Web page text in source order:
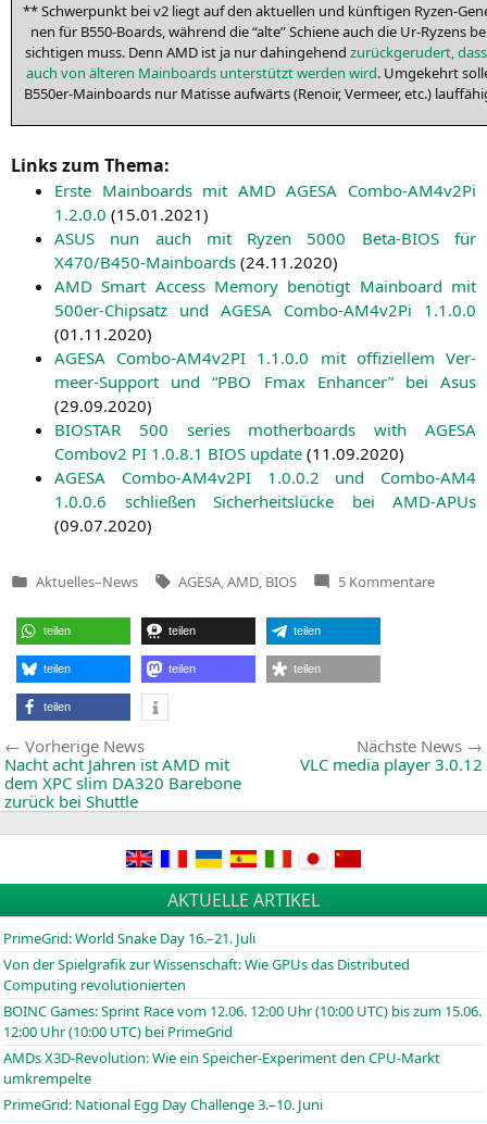
** Schwer­punkt bei v2 liegt auf den aktu­el­len und künf­ti­gen Ryzen-
nen für B550-Boards, wäh­rend die “alte” Schie­ne auch die Ur-Ryzens
sich­ti­gen muss. Denn AMDist ja nur dahin­ge­hend zurück­ge­ru­dert,
auch von älte­ren Main­boards unter­stützt wer­den wird. Umge­kehrt
B550er-Main­boards nur Matis­se auf­wärts (Renoir, Ver­meer, etc.)
Links zum Thema:
Ers­te Main­boards mit AMD AGESA Com­bo-AM4­v2Pi
1.2.0.0 (15.01.2021)
ASUS nun auch mit Ryzen 5000 Beta-BIOS für
X470/B450-Main­boards (24.11.2020)
AMD Smart Access Memo­ry benö­tigt Main­board mit
500er-Chip­satz und AGESA Com­bo-AM4­v2Pi 1.1.0.0
(01.11.2020)
AGESA Com­bo-AM4­v2PI 1.1.0.0 mit offi­zi­el­lem Ver­
meer-Sup­port und “PBO Fmax Enhan­cer” bei Asus
(29.09.2020)
BIOSTAR 500 series mother­boards with AGESA
Combov2 PI 1.0.8.1 BIOS update (11.09.2020)
AGESA Com­bo-AM4­v2PI 1.0.0.2 und Com­bo-AM4
1.0.0.6 schlie­ßen Sicher­heits­lü­cke bei AMD-APUs
(09.07.2020)
Veröffentlicht
Aktuelles–News Tags:
AGESA,AMD, BIOS 5 Kommentarezu
teilen teilen teilen
teilen teilen teilen
teilen
Beitragsnavigation
Vorherige NewsVorherige
News:
Nacht acht Jahren ist AMD mit
dem XPC slim DA320 Barebone
zurück bei Shuttle
Nächste News
VLC media player 3.0.12
AKTUELLE ARTIKEL
PrimeGrid: World Snake Day 16.–21. Juli
Von der Spielgrafik zur Wissenschaft: Wie GPUs das Distributed
Computing revolutionierten
BOINCGames: Sprint Race vom 12.06. 12:00 Uhr (10:00 UTC) bis zum 15.06.
12:00 Uhr (10:00 UTC) bei PrimeGrid
AMDs X3D-Revolution: Wie ein Speicher-Experiment den CPU-Markt
umkrempelte
PrimeGrid: National Egg Day Challenge 3.–10. Juni